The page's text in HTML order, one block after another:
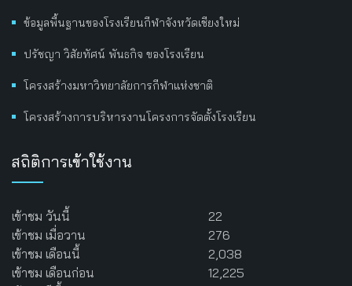
ข้อมูลพื้นฐานของโรงเรียนกีฬาจังหวัดเชียงใหม่
ปรัชญา วิสัยทัศน์ พันธกิจ ของโรงเรียน
โครงสร้างมหาวิทยาลัยการกีฬาแห่งชาติ
โครงสร้างการบริหารงานโครงการจัดตั้งโรงเรียน
สถิติการเข้าใช้งาน
เข้าชม วันนี้
22
เข้าชม เมื่อวาน
276
เข้าชม เดือนนี้
2,038
เข้าชม เดือนก่อน
12,225